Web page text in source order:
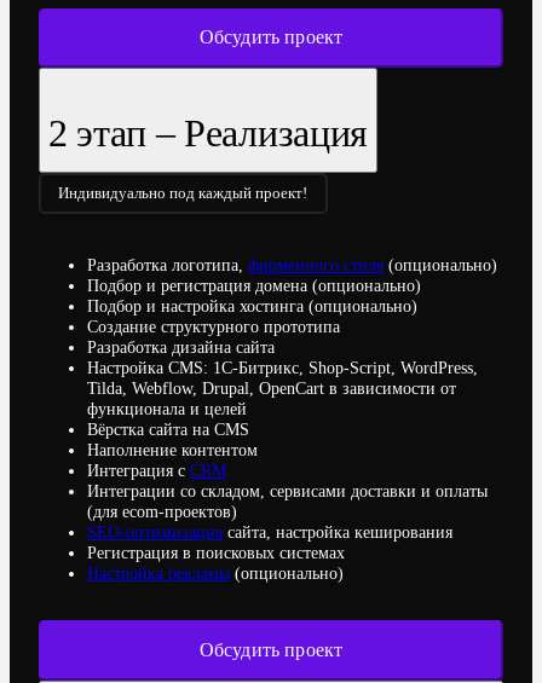
Обсудить проект
2 этап – Реализация
Индивидуально под каждый проект!
Разработка логотипа, фирменного стиля (опционально)
Подбор и регистрация домена (опционально)
Подбор и настройка хостинга (опционально)
Создание структурного прототипа
Разработка дизайна сайта
Настройка CMS: 1С-Битрикс, Shop-Script, WordPress,
Tilda, Webflow, Drupal, OpenCart в зависимости от
функционала и целей
Вёрстка сайта на CMS
Наполнение контентом
Интеграция с CRM
Интеграции со складом, сервисами доставки и оплаты
(для ecom-проектов)
SEO-оптимизация сайта, настройка кеширования
Регистрация в поисковых системах
Настройка рекламы (опционально)
Обсудить проект